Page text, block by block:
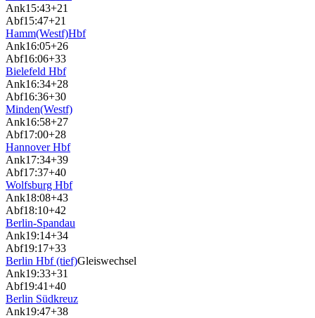
Ank15:43+21
Abf15:47+21
Hamm(Westf)Hbf
Ank16:05+26
Abf16:06+33
Bielefeld Hbf
Ank16:34+28
Abf16:36+30
Minden(Westf)
Ank16:58+27
Abf17:00+28
Hannover Hbf
Ank17:34+39
Abf17:37+40
Wolfsburg Hbf
Ank18:08+43
Abf18:10+42
Berlin-Spandau
Ank19:14+34
Abf19:17+33
Berlin Hbf (tief)Gleiswechsel
Ank19:33+31
Abf19:41+40
Berlin Südkreuz
Ank19:47+38